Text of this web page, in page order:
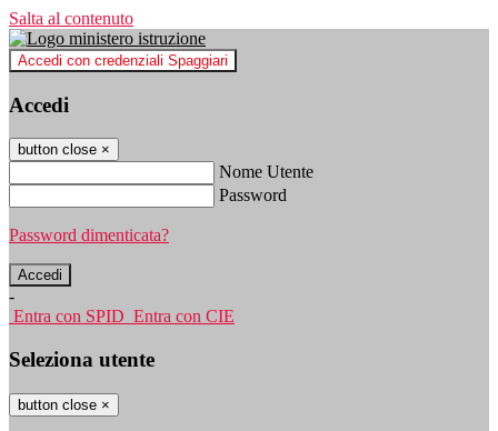
Salta al contenuto
Accedi con credenziali Spaggiari
Accedi
button close ×
Nome Utente
Password
Password dimenticata?
-
Entra con SPID Entra con CIE
Seleziona utente
button close ×